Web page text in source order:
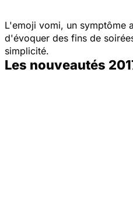
L'emoji vomi, un symptôme
d'évoquer des fins de
simplicité.
Les nouveautés